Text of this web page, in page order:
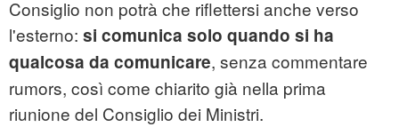
Consiglio non potrà che riflettersi anche verso
l'esterno: si comunica solo quando si ha
qualcosa da comunicare, senza commentare
rumors, così come chiarito già nella prima
riunione del Consiglio dei Ministri.